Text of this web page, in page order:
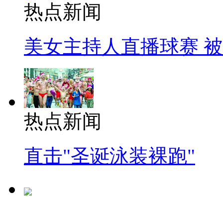
热点新闻
美女主持人直播球赛
热点新闻
直击"圣诞泳装裸跑"